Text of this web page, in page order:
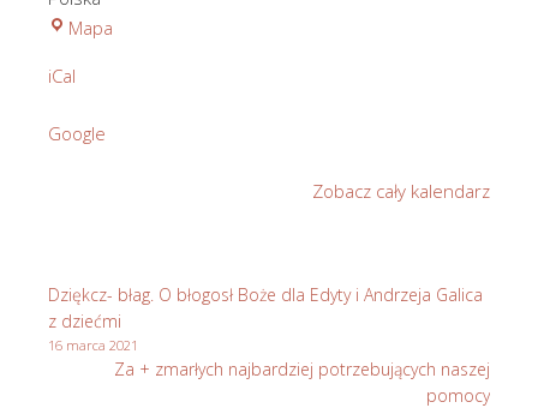
Mapa
iCal
Google
Zobacz cały kalendarz
Dziękcz- błag. O błogosł Boże dla Edyty i Andrzeja Galica
z dziećmi
16 marca 2021
Za + zmarłych najbardziej potrzebujących naszej
pomocy